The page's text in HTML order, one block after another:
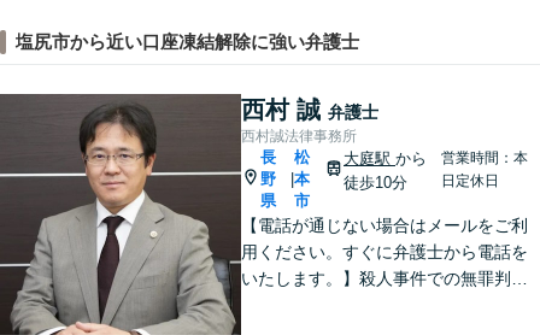
塩尻市から近い口座凍結解除に強い弁護士
西村 誠 弁護士
西村誠法律事務所
長
野
県
松
本
市
大庭駅 から
徒歩10分
営業時間：本
日定休日
【電話が通じない場合はメールをご利
用ください。すぐに弁護士から電話を
いたします。】殺人事件での無罪判決